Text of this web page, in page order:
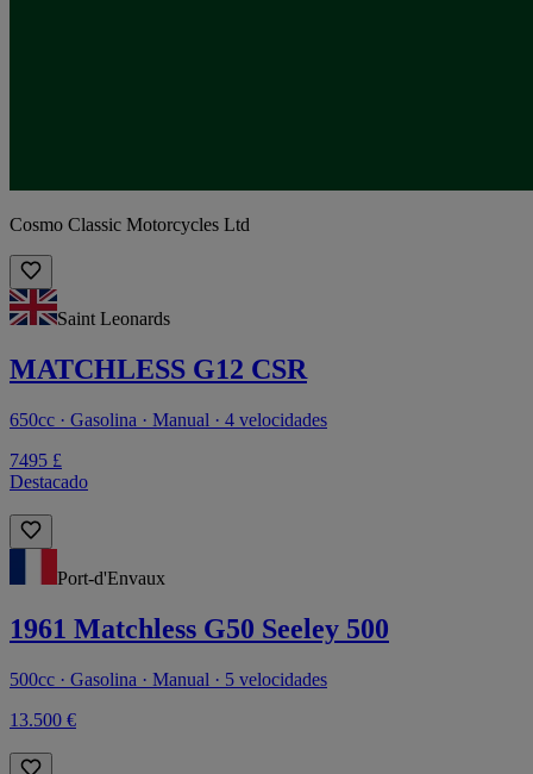
Cosmo Classic Motorcycles Ltd
Saint Leonards
MATCHLESS G12 CSR
650cc · Gasolina · Manual · 4 velocidades
7495 £
Destacado
Port-d'Envaux
1961 Matchless G50 Seeley 500
500cc · Gasolina · Manual · 5 velocidades
13.500 €